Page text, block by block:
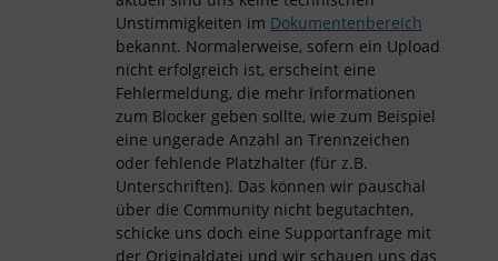
Unstimmigkeiten im Dokumentenbereich
bekannt. Normalerweise, sofern ein Upload
nicht erfolgreich ist, erscheint eine
Fehlermeldung, die mehr Informationen
zum Blocker geben sollte, wie zum Beispiel
eine ungerade Anzahl an Trennzeichen
oder fehlende Platzhalter (für z.B.
Unterschriften). Das können wir pauschal
über die Community nicht begutachten,
schicke uns doch eine Supportanfrage mit
der Originaldatei und wir schauen uns das